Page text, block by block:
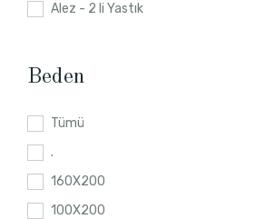
Alez - 2 li Yastık
Beden
Tümü
.
160X200
100X200